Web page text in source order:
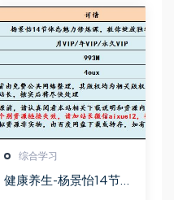
综合学习
健康养生-杨景怡14节体